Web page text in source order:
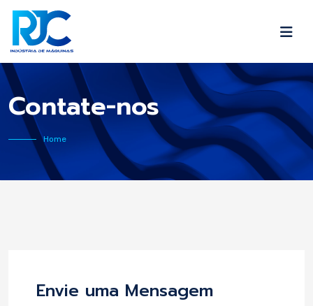
Contate-nos
Home
Envie uma Mensagem